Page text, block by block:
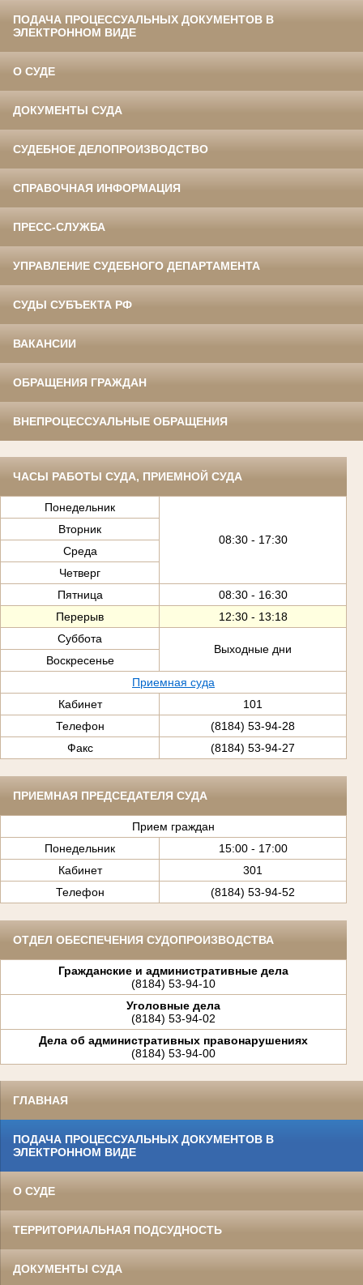
ПОДАЧА ПРОЦЕССУАЛЬНЫХ ДОКУМЕНТОВ В
ЭЛЕКТРОННОМ ВИДЕ
О СУДЕ
ДОКУМЕНТЫ СУДА
СУДЕБНОЕ ДЕЛОПРОИЗВОДСТВО
СПРАВОЧНАЯ ИНФОРМАЦИЯ
ПРЕСС-СЛУЖБА
УПРАВЛЕНИЕ СУДЕБНОГО ДЕПАРТАМЕНТА
СУДЫ СУБЪЕКТА РФ
ВАКАНСИИ
ОБРАЩЕНИЯ ГРАЖДАН
ВНЕПРОЦЕССУАЛЬНЫЕ ОБРАЩЕНИЯ
ЧАСЫ РАБОТЫ СУДА, ПРИЕМНОЙ СУДА
Понедельник
08:30 - 17:30
Вторник
Среда
Четверг
Пятница
08:30 - 16:30
Перерыв
12:30 - 13:18
Суббота
Выходные дни
Воскресенье
Приемная суда
Кабинет
101
Телефон
(8184) 53-94-28
Факс
(8184) 53-94-27
ПРИЕМНАЯ ПРЕДСЕДАТЕЛЯ СУДА
Прием граждан
Понедельник
15:00 - 17:00
Кабинет
301
Телефон
(8184) 53-94-52
ОТДЕЛ ОБЕСПЕЧЕНИЯ СУДОПРОИЗВОДСТВА
Гражданские и административные дела
(8184) 53-94-10
Уголовные дела
(8184) 53-94-02
Дела об административных правонарушениях
(8184) 53-94-00
ГЛАВНАЯ
ПОДАЧА ПРОЦЕССУАЛЬНЫХ ДОКУМЕНТОВ В
ЭЛЕКТРОННОМ ВИДЕ
О СУДЕ
ТЕРРИТОРИАЛЬНАЯ ПОДСУДНОСТЬ
ДОКУМЕНТЫ СУДА